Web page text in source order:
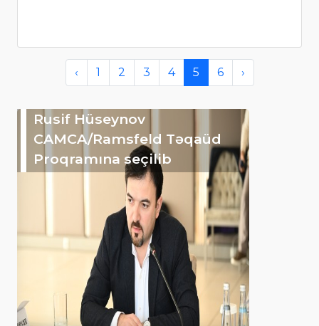
‹ 1 2 3 4 5 6 ›
Rusif Hüseynov
CAMCA/Ramsfeld Təqaüd
Proqramına seçilib